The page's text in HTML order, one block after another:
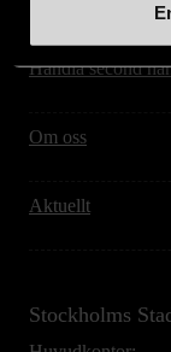
Handla second
Om oss
Aktuellt
Stockholms